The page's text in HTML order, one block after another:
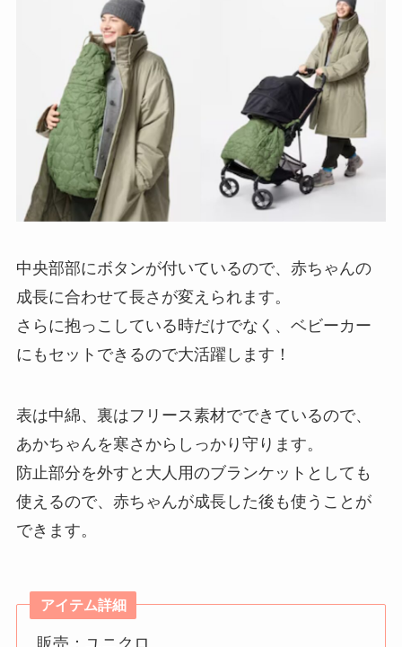
中央部部にボタンが付いているので、赤ちゃんの
成長に合わせて長さが変えられます。
さらに抱っこしている時だけでなく、ベビーカー
にもセットできるので大活躍します！
表は中綿、裏はフリース素材でできているので、
あかちゃんを寒さからしっかり守ります。
防止部分を外すと大人用のブランケットとしても
使えるので、赤ちゃんが成長した後も使うことが
できます。
アイテム詳細